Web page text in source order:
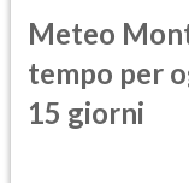
Meteo
tempo per
15 giorni